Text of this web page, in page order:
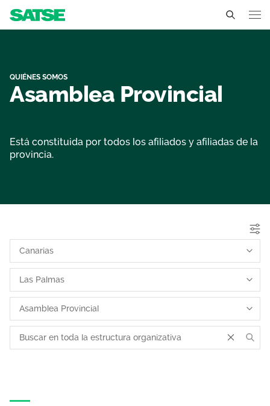
Conócenos
Un sindicato profesional e independiente
Estructura organizativa
Ámbitos de negociación
Qué ofrecemos
Sala de prensa
Espacio profesional
Empleo
Documentos
Publicaciones
Contáctanos
Únete
QUIÉNES SOMOS
Asamblea Provincial
Está constituida por todos los afiliados y afiliadas de la
provincia.